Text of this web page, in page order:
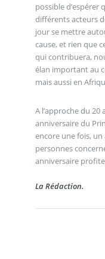
possible d’espérer
différents acteurs
jour se mettre
cause, et rien que
qui contribuera,
élan important au
mais aussi en
A l’approche du
anniversaire du
encore une fois, un
personnes
anniversaire
La Rédaction.